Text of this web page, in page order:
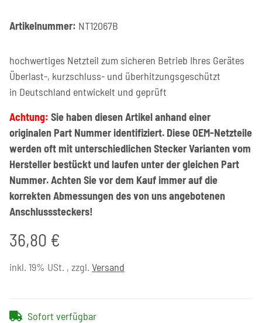
Artikelnummer: NT12067B
hochwertiges Netzteil zum sicheren Betrieb Ihres Gerätes
Überlast-, kurzschluss- und überhitzungsgeschützt
in Deutschland entwickelt und geprüft
Achtung: Sie haben diesen Artikel anhand einer
originalen Part Nummer identifiziert. Diese OEM-Netzteile
werden oft mit unterschiedlichen Stecker Varianten vom
Hersteller bestückt und laufen unter der gleichen Part
Nummer. Achten Sie vor dem Kauf immer auf die
korrekten Abmessungen des von uns angebotenen
Anschlusssteckers!
36,80 €
inkl. 19% USt. , zzgl. Versand
Sofort verfügbar